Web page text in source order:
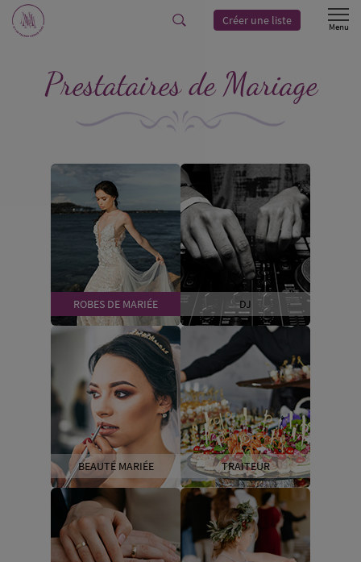
Créer une liste
Prestataires de Mariage
ROBES DE MARIÉE DJ
BEAUTÉ MARIÉE TRAITEUR